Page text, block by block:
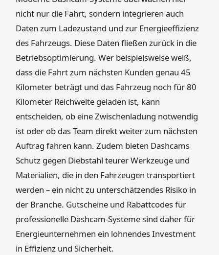
nicht nur die Fahrt, sondern integrieren auch
Daten zum Ladezustand und zur Energieeffizienz
des Fahrzeugs. Diese Daten fließen zurück in die
Betriebsoptimierung. Wer beispielsweise weiß,
dass die Fahrt zum nächsten Kunden genau 45
Kilometer beträgt und das Fahrzeug noch für 80
Kilometer Reichweite geladen ist, kann
entscheiden, ob eine Zwischenladung notwendig
ist oder ob das Team direkt weiter zum nächsten
Auftrag fahren kann. Zudem bieten Dashcams
Schutz gegen Diebstahl teurer Werkzeuge und
Materialien, die in den Fahrzeugen transportiert
werden – ein nicht zu unterschätzendes Risiko in
der Branche. Gutscheine und Rabattcodes für
professionelle Dashcam-Systeme sind daher für
Energieunternehmen ein lohnendes Investment
in Effizienz und Sicherheit.